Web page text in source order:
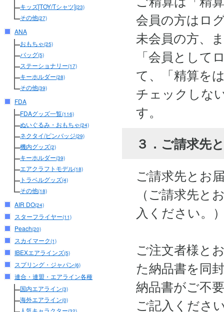
キッズ[TOY/Tシャツ](23)
その他(27)
ANA
おもちゃ(25)
バッグ(5)
ステーショナリー(17)
キーホルダー(28)
その他(39)
FDA
FDAグッズ一覧(116)
ぬいぐるみ・おもちゃ(24)
ネクタイ/ピンバッジ(29)
機内グッズ(2)
キーホルダー(39)
エアクラフトモデル(18)
トラベルグッズ(4)
その他(18)
AIR DO(24)
スターフライヤー(11)
Peach(20)
スカイマーク(1)
IBEXエアラインズ(5)
スプリング・ジャパン(6)
連合・連盟・エアライン各種
国内エアライン(3)
海外エアライン(0)
会員の方はロ
未会員の方、
「会員として
て、「精算を
チェックしな
す。
３．ご請求先
ご請求先とお
（ご請求先と
入ください。
ご注文者様と
た納品書を同
納品書がご不
ご記入くださ